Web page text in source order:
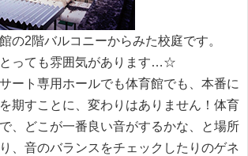
の2階バルコニーからみた校庭です。
っても雰囲気があります…☆
ート専用ホールでも体育館でも、本番に
期すことに、変わりはありません！体育
、どこが一番良い音がするかな、と場所
、音のバランスをチェックしたりのゲネ